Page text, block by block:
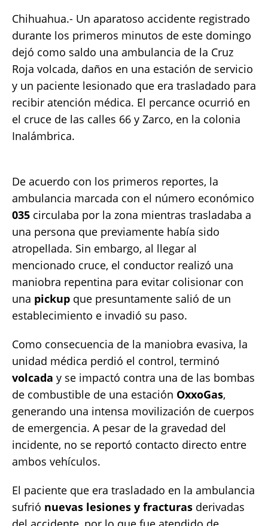
Chihuahua.- Un aparatoso accidente registrado
durante los primeros minutos de este domingo
dejó como saldo una ambulancia de la Cruz
Roja volcada, daños en una estación de servicio
y un paciente lesionado que era trasladado para
recibir atención médica. El percance ocurrió en
el cruce de las calles 66 y Zarco, en la colonia
Inalámbrica.
De acuerdo con los primeros reportes, la
ambulancia marcada con el número económico
035 circulaba por la zona mientras trasladaba a
una persona que previamente había sido
atropellada. Sin embargo, al llegar al
mencionado cruce, el conductor realizó una
maniobra repentina para evitar colisionar con
una pickup que presuntamente salió de un
establecimiento e invadió su paso.
Como consecuencia de la maniobra evasiva, la
unidad médica perdió el control, terminó
volcada y se impactó contra una de las bombas
de combustible de una estación OxxoGas,
generando una intensa movilización de cuerpos
de emergencia. A pesar de la gravedad del
incidente, no se reportó contacto directo entre
ambos vehículos.
El paciente que era trasladado en la ambulancia
sufrió nuevas lesiones y fracturas derivadas